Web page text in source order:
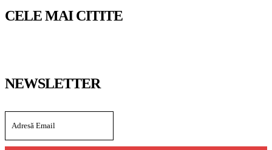
CELE MAI CITITE
NEWSLETTER